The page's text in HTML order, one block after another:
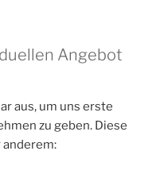
Angebot
aus, um uns erste
zu geben. Diese